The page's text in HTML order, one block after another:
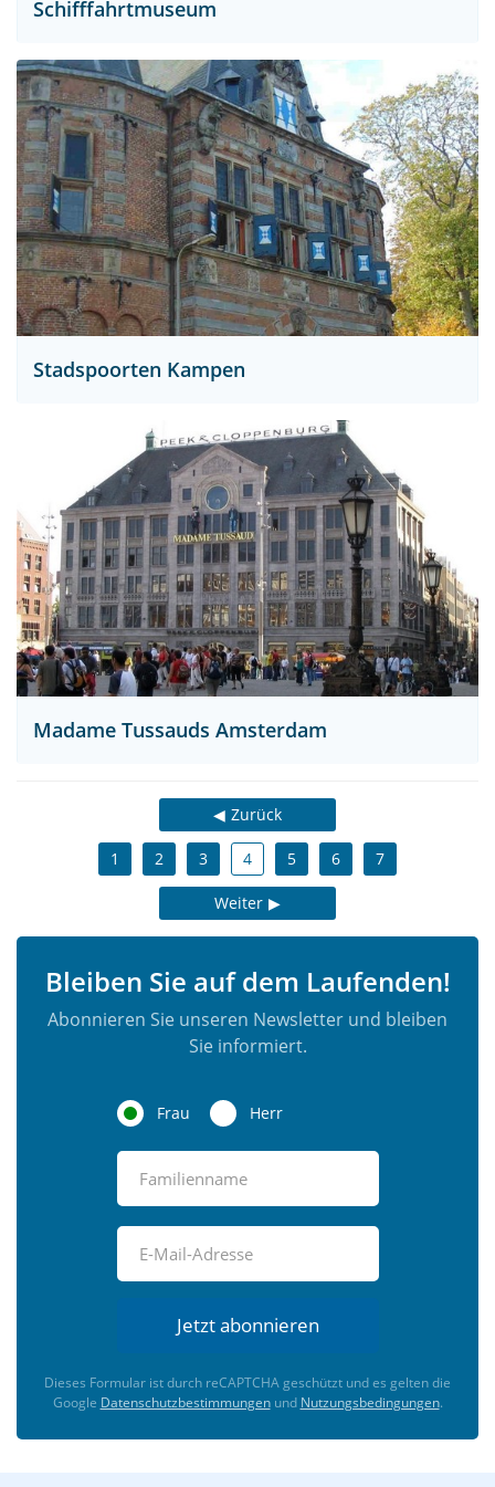
Schifffahrtmuseum
Stadspoorten Kampen
Madame Tussauds Amsterdam
Zurück
1 2 3 4 5 6 7
Weiter
Bleiben Sie auf dem Laufenden!
Abonnieren Sie unseren Newsletter und bleiben
Sie informiert.
Frau Herr
Jetzt abonnieren
Dieses Formular ist durch reCAPTCHA geschützt und es gelten die
Google Datenschutzbestimmungenund Nutzungsbedingungen.